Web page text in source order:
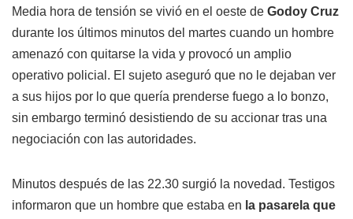
Media hora de tensión se vivió en el oeste de Godoy Cruz
durante los últimos minutos del martes cuando un hombre
amenazó con quitarse la vida y provocó un amplio
operativo policial. El sujeto aseguró que no le dejaban ver
a sus hijos por lo que quería prenderse fuego a lo bonzo,
sin embargo terminó desistiendo de su accionar tras una
negociación con las autoridades.
Minutos después de las 22.30 surgió la novedad. Testigos
informaron que un hombre que estaba en la pasarela que